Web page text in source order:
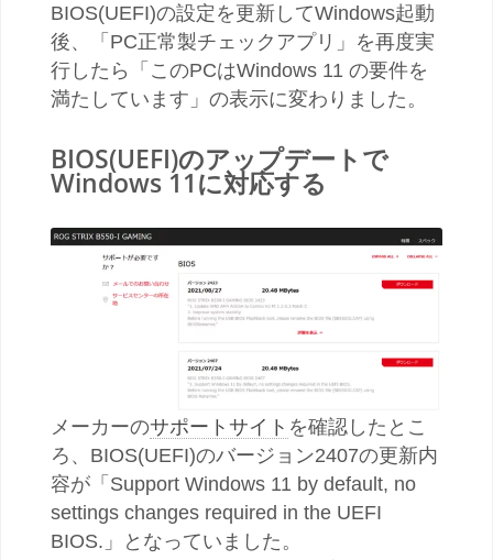
BIOS(UEFI)の設定を更新してWindows起動
後、「PC正常製チェックアプリ」を再度実
行したら「このPCはWindows 11 の要件を
満たしています」の表示に変わりました。
BIOS(UEFI)のアップデートで
Windows 11に対応する
メーカーのサポートサイト を確認したとこ
ろ、BIOS(UEFI)のバージョン2407の更新内
容が「Support Windows 11 by default, no
settings changes required in the UEFI
BIOS.」となっていました。